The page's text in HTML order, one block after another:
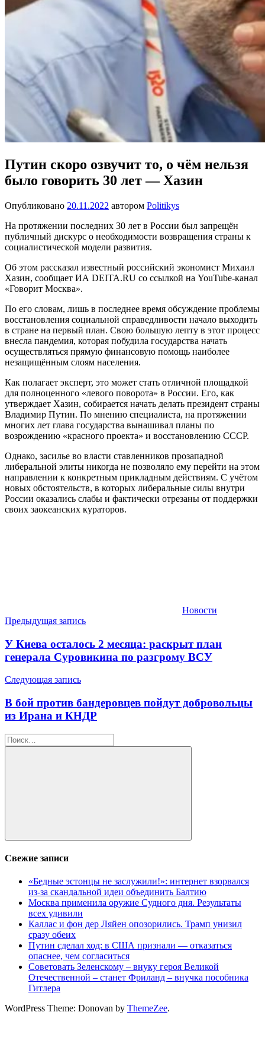
Путин скоро озвучит то, о чём нельзя
было говорить 30 лет — Хазин
Опубликовано 20.11.2022 автором Politikys
На протяжении последних 30 лет в России был запрещён
публичный дискурс о необходимости возвращения страны к
социалистической модели развития.
Об этом рассказал известный российский экономист Михаил
Хазин, сообщает ИА DEITA.RU со ссылкой на YouTube-канал
«Говорит Москва».
По его словам, лишь в последнее время обсуждение проблемы
восстановления социальной справедливости начало выходить
в стране на первый план. Свою большую лепту в этот процесс
внесла пандемия, которая побудила государства начать
осуществляться прямую финансовую помощь наиболее
незащищённым слоям населения.
Как полагает эксперт, это может стать отличной площадкой
для полноценного «левого поворота» в России. Его, как
утверждает Хазин, собирается начать делать президент страны
Владимир Путин. По мнению специалиста, на протяжении
многих лет глава государства вынашивал планы по
возрождению «красного проекта» и восстановлению СССР.
Однако, засилье во власти ставленников прозападной
либеральной элиты никогда не позволяло ему перейти на этом
направлении к конкретным прикладным действиям. С учётом
новых обстоятельств, в которых либеральные силы внутри
России оказались слабы и фактически отрезаны от поддержки
своих заокеанских кураторов.
Новости
Навигация
по
записям
Предыдущая запись
У Киева осталось 2 месяца: раскрыт план
генерала Суровикина по разгрому ВСУ
Следующая запись
В бой против бандеровцев пойдут добровольцы
из Ирана и КНДР
Найти:
Поиск
Свежие записи
«Бедные эстонцы не заслужили!»: интернет взорвался
из-за скандальной идеи объединить Балтию
Москва применила оружие Судного дня. Результаты
всех удивили
Каллас и фон дер Ляйен опозорились. Трамп унизил
сразу обеих
Путин сделал ход: в США признали — отказаться
опаснее, чем согласиться
Советовать Зеленскому – внуку героя Великой
Отечественной – станет Фриланд – внучка пособника
Гитлера
WordPress Theme: Donovan by ThemeZee.